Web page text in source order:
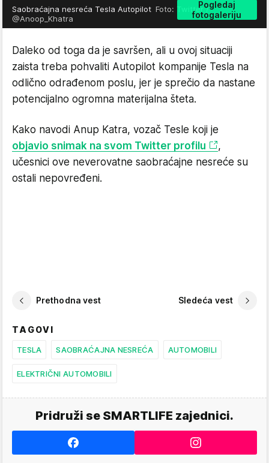
Pogledaj
fotogaleriju
Saobraćajna nesreća Tesla Autopilot Foto: Twitter /
@Anoop_Khatra
Daleko od toga da je savršen, ali u ovoj situaciji
zaista treba pohvaliti Autopilot kompanije Tesla na
odlično odrađenom poslu, jer je sprečio da nastane
potencijalno ogromna materijalna šteta.
Kako navodi Anup Katra, vozač Tesle koji je
objavio snimak na svom Twitter profilu
,
učesnici ove neverovatne saobraćajne nesreće su
ostali nepovređeni.
Prethodna vest Sledeća vest
TAGOVI
TESLA SAOBRAĆAJNA NESREĆA AUTOMOBILI
ELEKTRIČNI AUTOMOBILI
Pridruži se SMARTLIFE zajednici.